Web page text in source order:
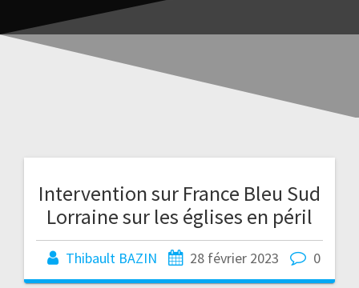
Intervention sur France Bleu Sud
Lorraine sur les églises en péril
Thibault BAZIN 28 février 2023 0